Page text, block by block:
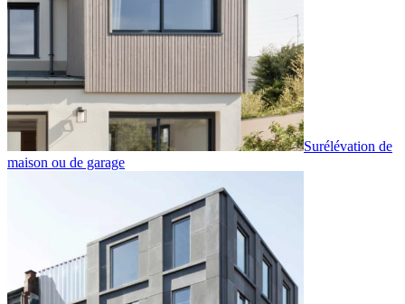
Surélévation de
maison ou de garage